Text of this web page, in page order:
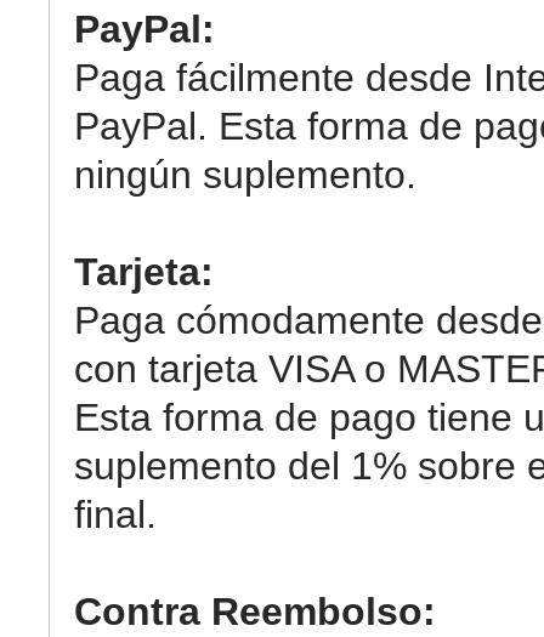
PayPal:
Paga fácilmente desde
PayPal. Esta forma de
ningún suplemento.
Tarjeta:
Paga cómodamente
con tarjeta VISA o
Esta forma de pago tiene
suplemento del 1% sobre
final.
Contra Reembolso: